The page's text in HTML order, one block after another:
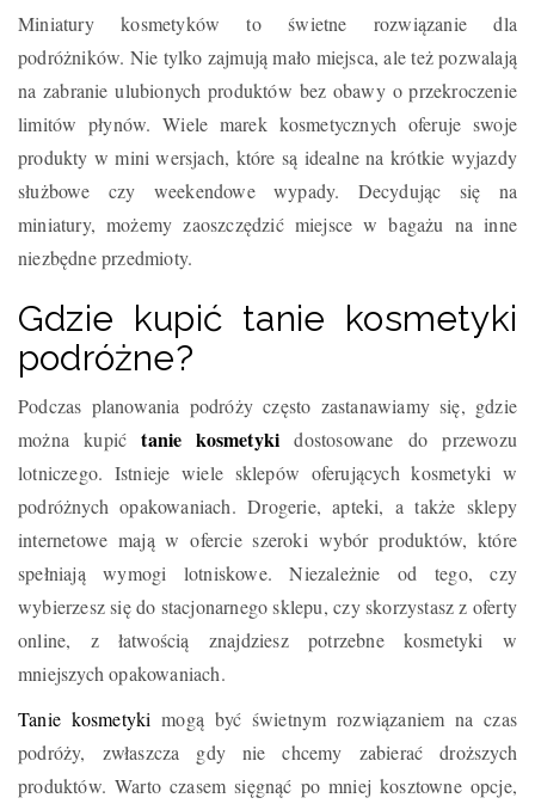
Miniatury kosmetyków to świetne rozwiązanie dla
podróżników. Nie tylko zajmują mało miejsca, ale też pozwalają
na zabranie ulubionych produktów bez obawy o przekroczenie
limitów płynów. Wiele marek kosmetycznych oferuje swoje
produkty w mini wersjach, które są idealne na krótkie wyjazdy
służbowe czy weekendowe wypady. Decydując się na
miniatury, możemy zaoszczędzić miejsce w bagażu na inne
niezbędne przedmioty.
Gdzie kupić tanie kosmetyki
podróżne?
Podczas planowania podróży często zastanawiamy się, gdzie
można kupićtanie kosmetyki dostosowane do przewozu
lotniczego. Istnieje wiele sklepów oferujących kosmetyki w
podróżnych opakowaniach. Drogerie, apteki, a także sklepy
internetowe mają w ofercie szeroki wybór produktów, które
spełniają wymogi lotniskowe. Niezależnie od tego, czy
wybierzesz się do stacjonarnego sklepu, czy skorzystasz z oferty
online, z łatwością znajdziesz potrzebne kosmetyki w
mniejszych opakowaniach.
Tanie kosmetyki mogą być świetnym rozwiązaniem na czas
podróży, zwłaszcza gdy nie chcemy zabierać droższych
produktów. Warto czasem sięgnąć po mniej kosztowne opcje,